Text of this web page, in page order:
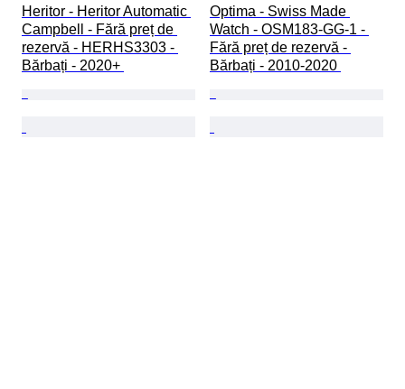
Heritor - Heritor Automatic
Campbell - Fără preț de
rezervă - HERHS3303 -
Bărbați - 2020+
Optima - Swiss Made
Watch - OSM183-GG-1 -
Fără preț de rezervă -
Bărbați - 2010-2020